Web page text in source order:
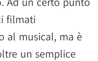
filmati
al musical, ma è
un semplice